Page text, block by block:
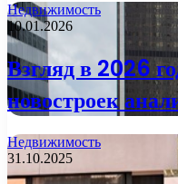
Недвижимость
10.01.2026
Взгляд в 2026
новостроек
Недвижимость
31.10.2025